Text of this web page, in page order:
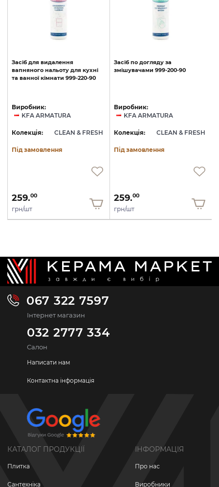
Засіб для видалення
вапняного нальоту для кухні
та ванної кімнати 999-220-90
Виробник:
KFA ARMATURA
Колекція: CLEAN & FRESH
Під замовлення
259.00
грн/шт
Засіб по догляду за
змішувачами 999-200-90
Виробник:
KFA ARMATURA
Колекція: CLEAN & FRESH
Під замовлення
259.00
грн/шт
067 322 7597
Інтернет магазин
032 2777 334
Салон
Написати нам
Контактна інформація
КАТАЛОГ ПРОДУКЦІЇ
Плитка
Сантехніка
ІНФОРМАЦІЯ
Про нас
Виробники